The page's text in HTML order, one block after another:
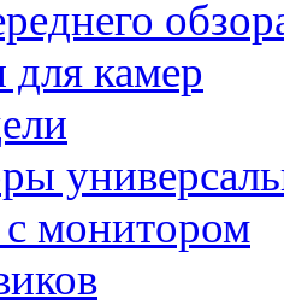
камер
с монитором